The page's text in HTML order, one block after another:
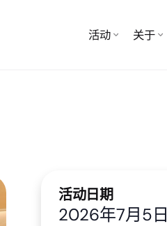
活动 关于
活动日期
2026年7月5日